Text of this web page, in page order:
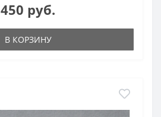
450 руб.
В КОРЗИНУ